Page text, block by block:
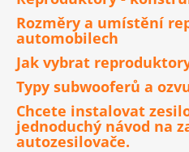
Rozměry a umístění
automobilech
Jak vybrat
Typy subwooferů a
Chcete instalovat
jednoduchý návod na
autozesilovače.